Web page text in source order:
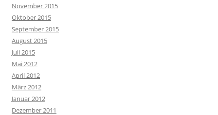
November 2015
Oktober 2015
September 2015
August 2015
Juli 2015
Mai 2012
April 2012
März 2012
Januar 2012
Dezember 2011